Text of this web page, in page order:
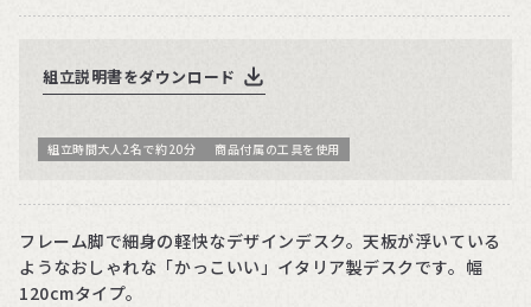
組立説明書をダウンロード
組立時間大人2名で約20分 商品付属の工具を使用
フレーム脚で細身の軽快なデザインデスク。天板が浮いている
ようなおしゃれな「かっこいい」イタリア製デスクです。幅
120cmタイプ。